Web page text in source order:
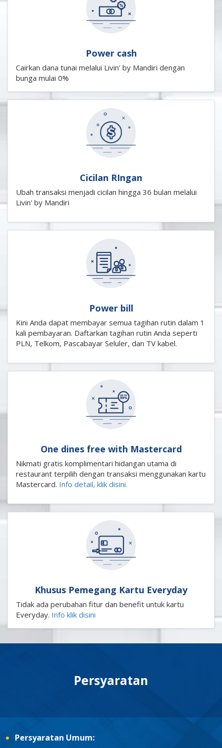
Power cash
Cairkan dana tunai melalui Livin' by Mandiri dengan
bunga mulai 0%
Cicilan RIngan
Ubah transaksi menjadi cicilan hingga 36 bulan melalui
Livin' by Mandiri
Power bill
Kini Anda dapat membayar semua tagihan rutin dalam 1
kali pembayaran. Daftarkan tagihan rutin Anda seperti
PLN, Telkom, Pascabayar Seluler, dan TV kabel.
One dines free with Mastercard
Nikmati gratis komplimentari hidangan utama di
restaurant terpilih dengan transaksi menggunakan kartu
Mastercard. Info detail, klik disini.
Khusus Pemegang Kartu Everyday
Tidak ada perubahan fitur dan benefit untuk kartu
Everyday. Info klik disini
Persyaratan
Persyaratan Umum: